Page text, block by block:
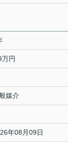
万円
媒介
年08月09日